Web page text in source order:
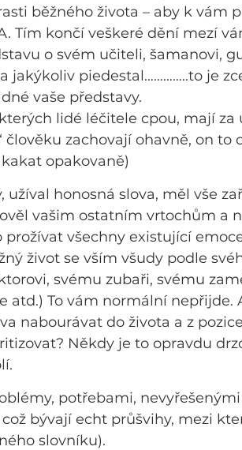
běžného života – aby k vám
Tím končí veškeré dění mezí
o svém učiteli, šamanovi,
jakýkoliv piedestal…………..to je
vaše představy.
lidé léčitele cpou, mají za
zachovají ohavně, on to
opakovaně)
honosná slova, měl vše
vašim ostatním vrtochům a
všechny existující
život se vším všudy podle
svému zubaři, svému
atd.) To vám normální nepřijde.
nabourávat do života a z
Někdy je to opravdu
potřebami,
bývají echt průšvihy, mezi
slovníku).